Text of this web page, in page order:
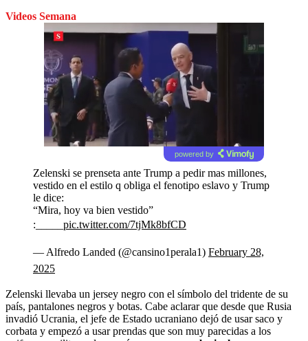
Videos Semana
powered by
Zelenski se prenseta ante Trump a pedir mas millones,
vestido en el estilo q obliga el fenotipo eslavo y Trump
le dice:
“Mira, hoy va bien vestido”
:_____ pic.twitter.com/7tjMk8bfCD
— Alfredo Landed (@cansino1perala1) February 28,
2025
Zelenski llevaba un jersey negro con el símbolo del tridente de su
país, pantalones negros y botas. Cabe aclarar que desde que Rusia
invadió Ucrania, el jefe de Estado ucraniano dejó de usar saco y
corbata y empezó a usar prendas que son muy parecidas a los